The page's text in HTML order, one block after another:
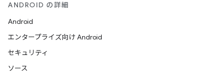
ANDROID の詳細
Android
エンタープライズ向け Android
セキュリティ
ソース